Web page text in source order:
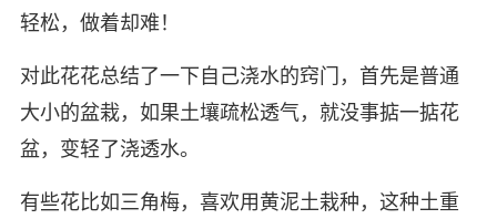
轻松，做着却难！
对此花花总结了一下自己浇水的窍门，首先是普通
大小的盆栽，如果土壤疏松透气，就没事掂一掂花
盆，变轻了浇透水。
有些花比如三角梅，喜欢用黄泥土栽种，这种土重